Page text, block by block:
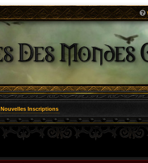
Nouvelles Inscriptions